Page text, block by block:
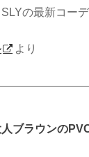
の最新コー
より
ブラウンの